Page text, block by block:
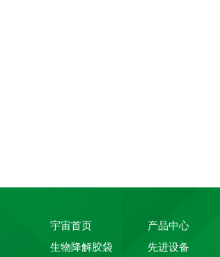
宇宙首页
产品中心
生物降解胶袋
先进设备